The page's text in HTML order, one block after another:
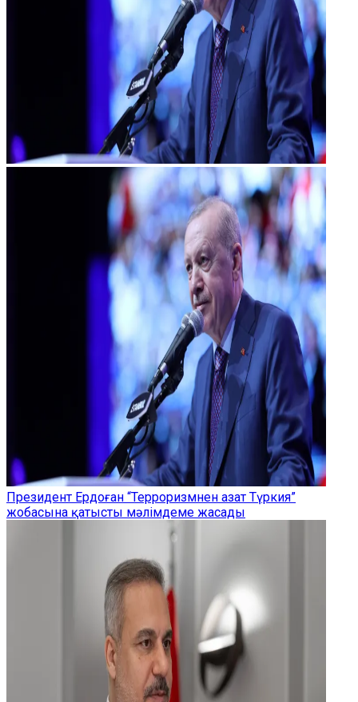
Президент Ердоған “Терроризмнен азат Түркия”
жобасына қатысты мәлімдеме жасады